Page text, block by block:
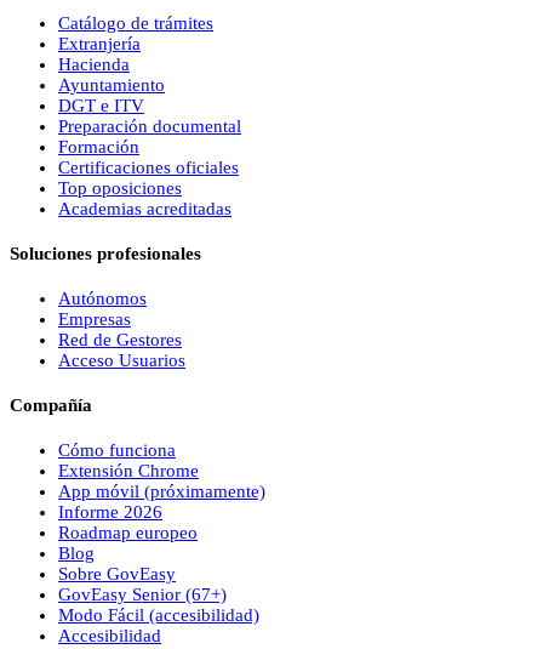
Catálogo de trámites
Extranjería
Hacienda
Ayuntamiento
DGT e ITV
Preparación documental
Formación
Certificaciones oficiales
Top oposiciones
Academias acreditadas
Soluciones profesionales
Autónomos
Empresas
Red de Gestores
Acceso Usuarios
Compañía
Cómo funciona
Extensión Chrome
App móvil (próximamente)
Informe 2026
Roadmap europeo
Blog
Sobre GovEasy
GovEasy Senior (67+)
Modo Fácil (accesibilidad)
Accesibilidad